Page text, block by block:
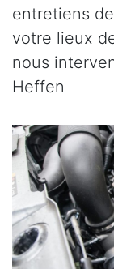
entretiens
votre lieux
nous
Heffen